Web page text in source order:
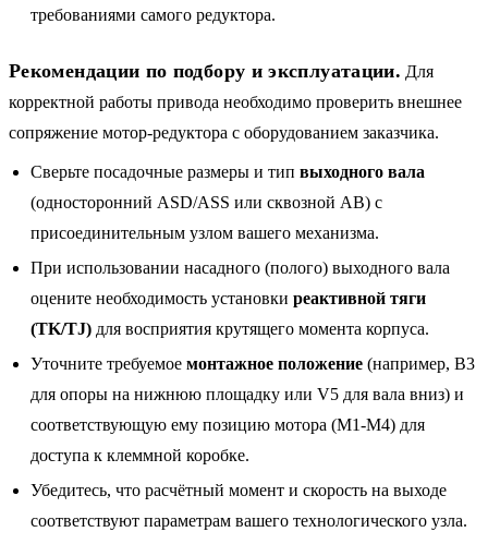
требованиями самого редуктора.
Рекомендации по подбору и эксплуатации. Для
корректной работы привода необходимо проверить внешнее
сопряжение мотор-редуктора с оборудованием заказчика.
Сверьте посадочные размеры и тип выходного вала
(односторонний ASD/ASS или сквозной AB) с
присоединительным узлом вашего механизма.
При использовании насадного (полого) выходного вала
оцените необходимость установки реактивной тяги
(TK/TJ) для восприятия крутящего момента корпуса.
Уточните требуемое монтажное положение (например, B3
для опоры на нижнюю площадку или V5 для вала вниз) и
соответствующую ему позицию мотора (M1-M4) для
доступа к клеммной коробке.
Убедитесь, что расчётный момент и скорость на выходе
соответствуют параметрам вашего технологического узла.